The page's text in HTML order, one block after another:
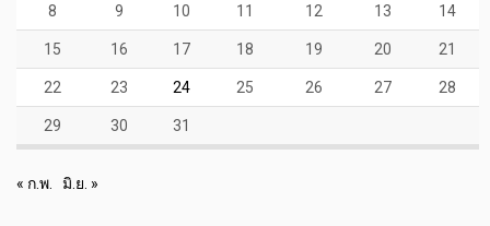
8 9 10 11 12 13 14
15 16 17 18 19 20 21
22 23 24 25 26 27 28
29 30 31
« ก.พ. มิ.ย. »